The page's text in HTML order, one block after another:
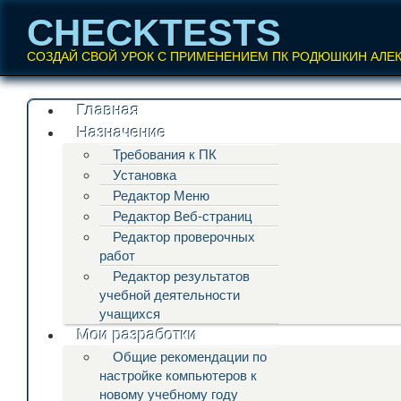
CHECKTESTS
СОЗДАЙ СВОЙ УРОК С ПРИМЕНЕНИЕМ ПК РОДЮШКИН
Главное меню
Перейти Главная
Назначение
Требования к ПК
Установка
Редактор Меню
Редактор Веб-страниц
Редактор проверочных
работ
Редактор результатов
учебной деятельности
учащихся
Мои разработки
Общие рекомендации по
настройке компьютеров к
новому учебному году